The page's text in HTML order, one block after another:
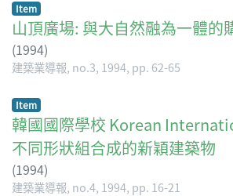
Item
山頂廣場: 與大自然融為一體的
(1994)
建築業導報, no.3, 1994, pp. 62-65
Item
韓國國際學校 Korean
不同形狀組合成的新穎建築物
(1994)
建築業導報, no.4, 1994, pp. 16-21